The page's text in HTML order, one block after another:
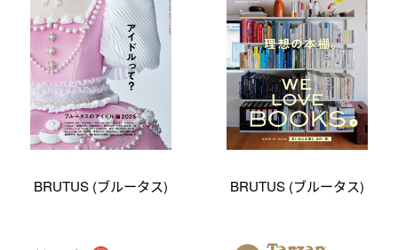
BRUTUS (ブルータス) BRUTUS (ブルータス)